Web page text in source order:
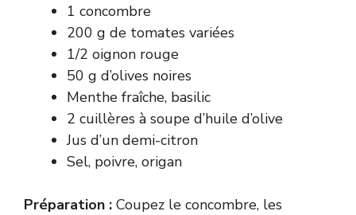
1 concombre
200 g de tomates variées
1/2 oignon rouge
50 g d’olives noires
Menthe fraîche, basilic
2 cuillères à soupe d’huile d’olive
Jus d’un demi-citron
Sel, poivre, origan
Préparation : Coupez le concombre, les